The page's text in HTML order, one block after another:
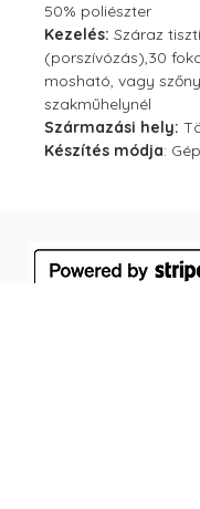
50% poliészter
Kezelés: Száraz
(porszívózás),30
mosható, vagy
szakműhelynél
Származási hely:
Készítés módja: